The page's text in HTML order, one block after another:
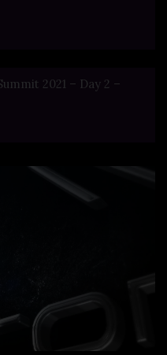
2021 – Day 2 –